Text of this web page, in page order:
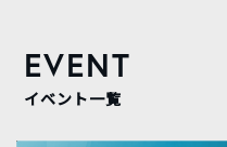
EVENT
イベント一覧